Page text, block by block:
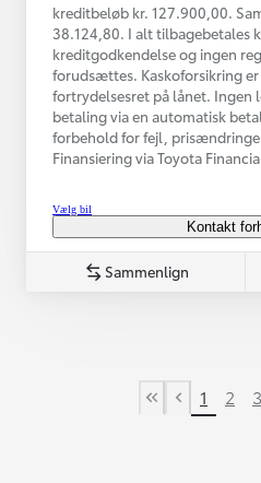
kreditbeløb kr. 127.900,00.
38.124,80. I alt tilbagebetales
kreditgodkendelse og ingen
forudsættes. Kaskoforsikring
fortrydelsesret på lånet. Ingen
betaling via en automatisk
forbehold for fejl,
Finansiering via Toyota
Vælg bil
Kontakt
Sammenlign
First Page
Tidligere
1 2 3